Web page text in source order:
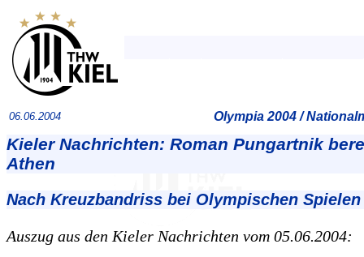
06.06.2004 Olympia 2004 /
Kieler Nachrichten: Roman Pungartnik
Athen
Nach Kreuzbandriss bei Olympischen
Auszug aus den Kieler Nachrichten vom 05.06.2004: